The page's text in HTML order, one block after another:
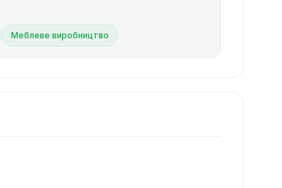
Меблеве виробництво